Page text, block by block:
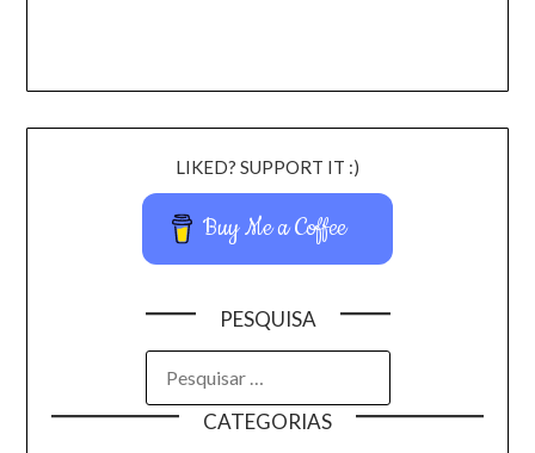
LIKED? SUPPORT IT :)
Buy Me a Coffee
PESQUISA
CATEGORIAS